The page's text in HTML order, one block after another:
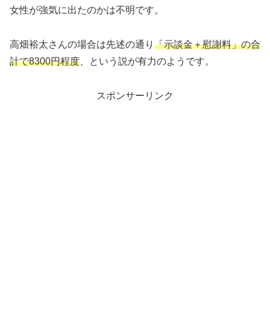
女性が強気に出たのかは不明です。
高畑裕太さんの場合は先述の通り 「示談金＋慰謝料」の合
計で8300円程度 、という説が有力のようです。
スポンサーリンク